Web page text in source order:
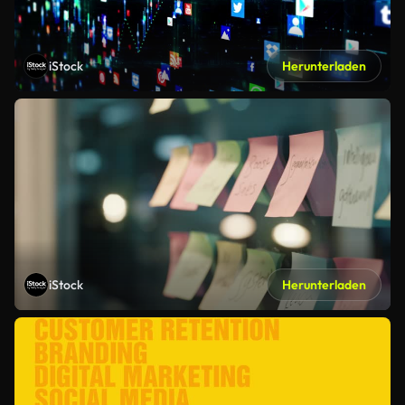
iStock Herunterladen
iStock Herunterladen